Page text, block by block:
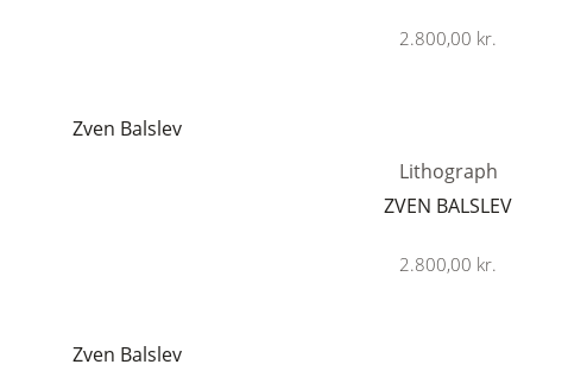
2.800,00 kr.
Lithograph
ZVEN BALSLEV
2.800,00 kr.